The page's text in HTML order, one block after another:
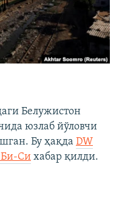
Белужистон
юзлаб йўловчи
Бу ҳақда DW
Си хабар қилди.